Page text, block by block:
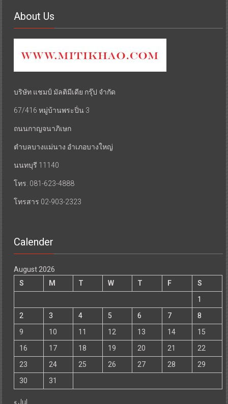
About Us
บริษัท แชมป์ มัลติมีเดีย กรุ๊ป จำกัด
67/416 หมู่บ้านพระปิ่น 3
ถนนกาญจนาภิเษก
ตำบลบางแม่นาง อำเภอบางใหญ่
นนทบุรี 11140
โทร. 081-623-4888
โทรสาร 02-903-2323
Calender
August 2026
S
M T W T F
S
1
2
3 4 5 6 7
8
9
10 11 12 13 14
15
16
17 18 19 20 21
22
23
24 25 26 27 28
29
30
31
« Jul